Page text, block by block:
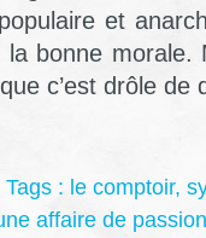
et
bonne morale.
c’est drôle de
Tags : le comptoir,
affaire de